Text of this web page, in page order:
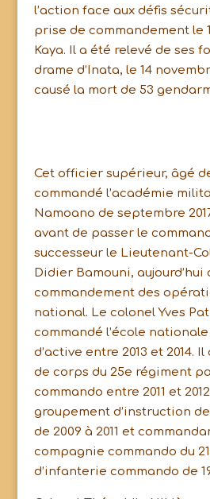
l’action face aux défis
prise de commandement le
Kaya. Il a été relevé de ses
drame d’Inata, le 14
causé la mort de 53
Cet officier supérieur, âgé
commandé l’académie
Namoano de septembre
avant de passer le
successeur le Lieutenant-
Didier Bamouni,
commandement des
national. Le colonel Yves
commandé l’école
d’active entre 2013 et 2014.
de corps du 25e régiment
commando entre 2011 et
groupement d’instruction
de 2009 à 2011 et
compagnie commando du
d’infanterie commando de